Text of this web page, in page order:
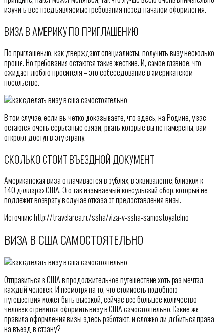
изучить все предъявляемые требования перед началом оформления.
ВИЗА В АМЕРИКУ ПО ПРИГЛАШЕНИЮ
По приглашению, как утверждают специалисты, получить визу несколько
проще. Но требования остаются такие жесткие. И, самое главное, что
ожидает любого просителя – это собеседование в американском
посольстве.
В том случае, если вы четко доказываете, что здесь, на Родине, у вас
остаются очень серьезные связи, рвать которые вы не намерены, вам
откроют доступ в эту страну.
СКОЛЬКО СТОИТ ВЪЕЗДНОЙ ДОКУМЕНТ
Американская виза оплачивается в рублях, в эквиваленте, близком к
140 долларах США. Это так называемый консульский сбор, который не
подлежит возврату в случае отказа от предоставления визы.
Источник: http://travelarea.ru/ssha/viza-v-ssha-samostoyatelno
ВИЗА В США САМОСТОЯТЕЛЬНО
Отправиться в США в продолжительное путешествие хоть раз мечтал
каждый человек. И несмотря на то, что стоимость подобного
путешествия может быть высокой, сейчас все большее количество
человек стремится оформить визу в США самостоятельно. Какие же
правила оформления визы здесь работают, и сложно ли добиться права
на въезд в страну?